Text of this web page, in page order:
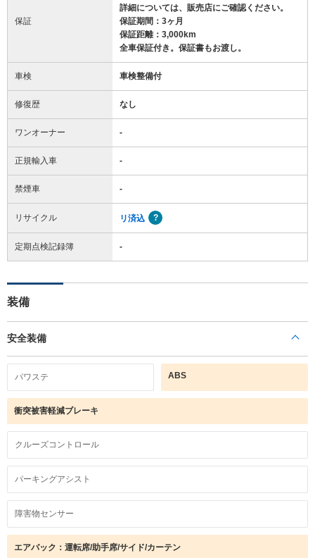
保証
詳細については、販売店にご確認ください。
保証期間：3ヶ月
保証距離：3,000km
全車保証付き。保証書もお渡し。
車検 車検整備付
修復歴 なし
ワンオーナー -
正規輸入車 -
禁煙車 -
リサイクル リ済込
定期点検記録簿 -
装備
安全装備
パワステ ABS
衝突被害軽減ブレーキ
クルーズコントロール
パーキングアシスト
障害物センサー
エアバック：運転席/助手席/サイド/カーテン